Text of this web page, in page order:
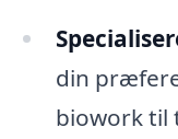
din
biowork til